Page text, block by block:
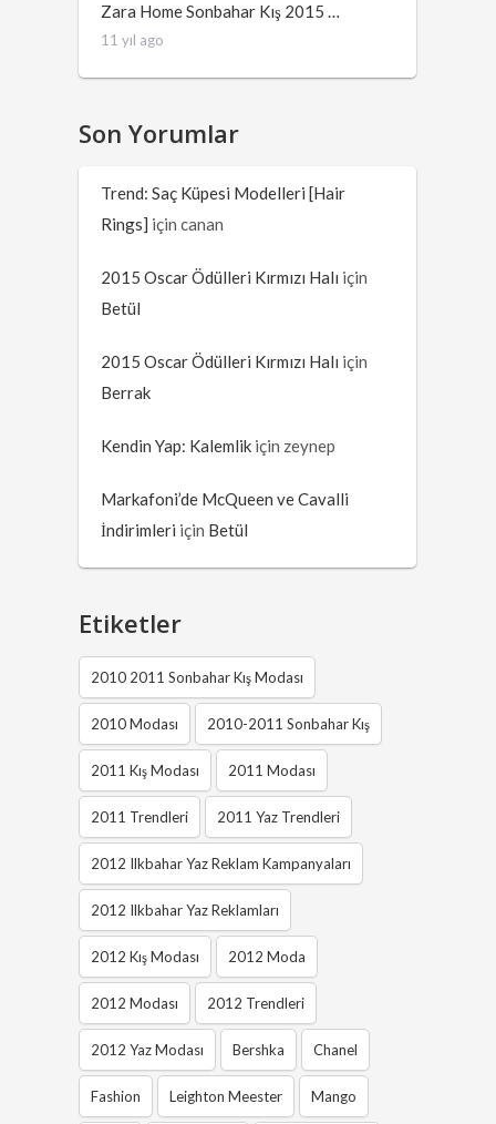
Zara Home Sonbahar Kış 2015 …
11 yıl ago
Son Yorumlar
Trend: Saç Küpesi Modelleri [Hair
Rings] içincanan
2015 Oscar Ödülleri Kırmızı Halı için
Betül
2015 Oscar Ödülleri Kırmızı Halı için
Berrak
Kendin Yap: Kalemlik için zeynep
Markafoni’de McQueen ve Cavalli
İndirimleri için Betül
Etiketler
2010 2011 Sonbahar Kış Modası
2010 Modası 2010-2011 Sonbahar Kış
2011 Kış Modası 2011 Modası
2011 Trendleri 2011 Yaz Trendleri
2012 Ilkbahar Yaz Reklam Kampanyaları
2012 Ilkbahar Yaz Reklamları
2012 Kış Modası 2012 Moda
2012 Modası 2012 Trendleri
2012 Yaz Modası Bershka Chanel
Fashion Leighton Meester Mango